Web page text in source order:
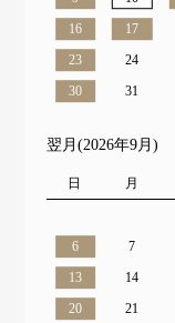
16
17
23
24
30
31
翌月(2026年9月)
日 月
6
7
13
14
20
21